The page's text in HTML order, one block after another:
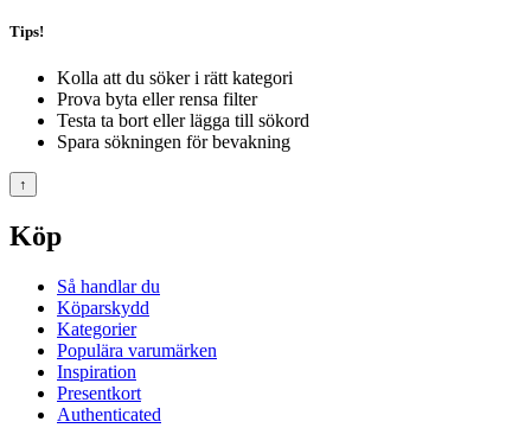
Tips!
Kolla att du söker i rätt kategori
Prova byta eller rensa filter
Testa ta bort eller lägga till sökord
Spara sökningen för bevakning
↑
Köp
Så handlar du
Köparskydd
Kategorier
Populära varumärken
Inspiration
Presentkort
Authenticated